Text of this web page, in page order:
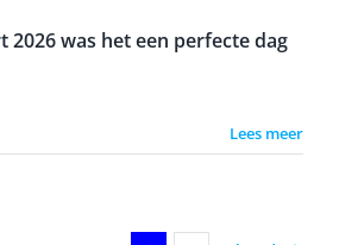
2026 was het een perfecte dag
Lees meer